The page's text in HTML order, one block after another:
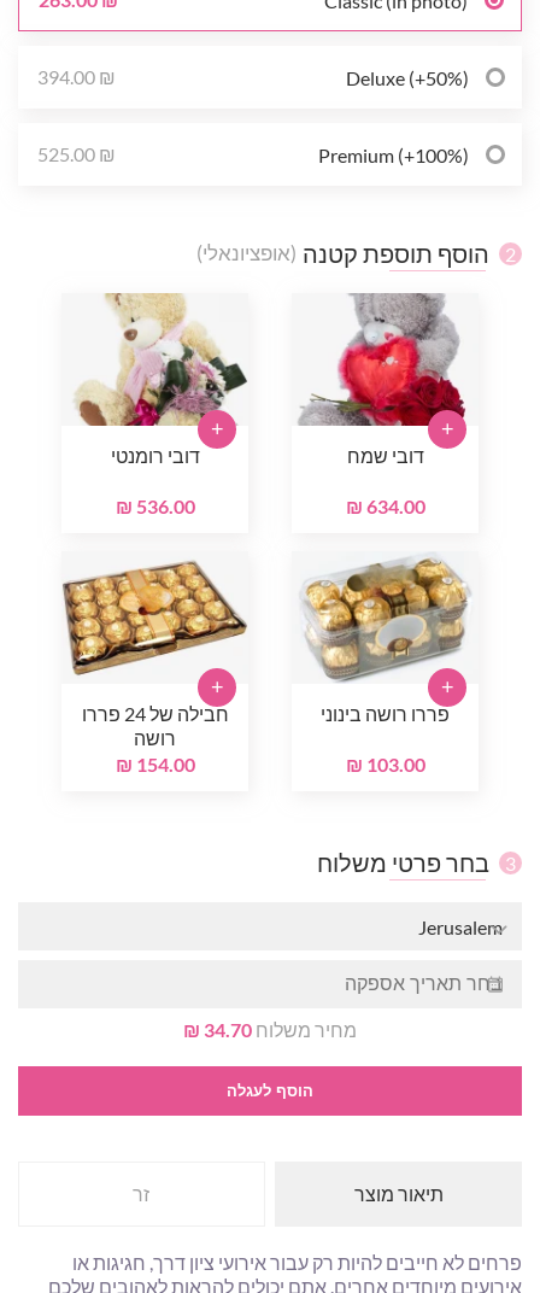
Deluxe (+50%)
394.00 ₪
Premium (+100%)
525.00 ₪
2 הוסף תוספת קטנה (אופציונאלי)
דובי שמח
634.00 ₪
+
דובי רומנטי
536.00 ₪
+
פררו רושה בינוני
103.00 ₪
+
חבילה של 24 פררו
רושה
154.00 ₪
+
3 בחר פרטי משלוח
Jerusalem
מחיר משלוח 34.70 ₪
הוסף לעגלה
תיאור מוצר זר
פרחים לא חייבים להיות רק עבור אירועי ציון דרך, חגיגות או
אירועים מיוחדים אחרים. אתם יכולים להראות לאהובים שלכם